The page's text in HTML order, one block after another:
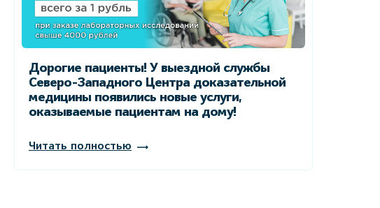
Дорогие пациенты! У выездной службы
Северо-Западного Центра доказательной
медицины появились новые услуги,
оказываемые пациентам на дому!
Читать полностью